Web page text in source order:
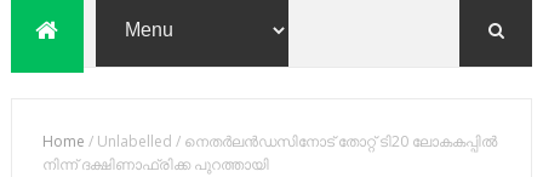
Feed
Home /Unlabelled / നെതര്‍ലന്‍ഡസിനോട് തോറ്റ് ടി20 ലോകകപ്പില്‍
നിന്ന് ദക്ഷിണാഫ്രിക്ക പുറത്തായി